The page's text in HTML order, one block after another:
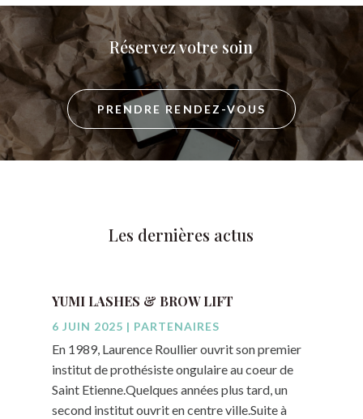
Réservez votre soin
PRENDRE RENDEZ-VOUS
Les dernières actus
YUMI LASHES & BROW LIFT
6 JUIN 2025 | PARTENAIRES
En 1989, Laurence Roullier ouvrit son premier
institut de prothésiste ongulaire au coeur de
Saint Etienne.Quelques années plus tard, un
second institut ouvrit en centre ville.Suite à